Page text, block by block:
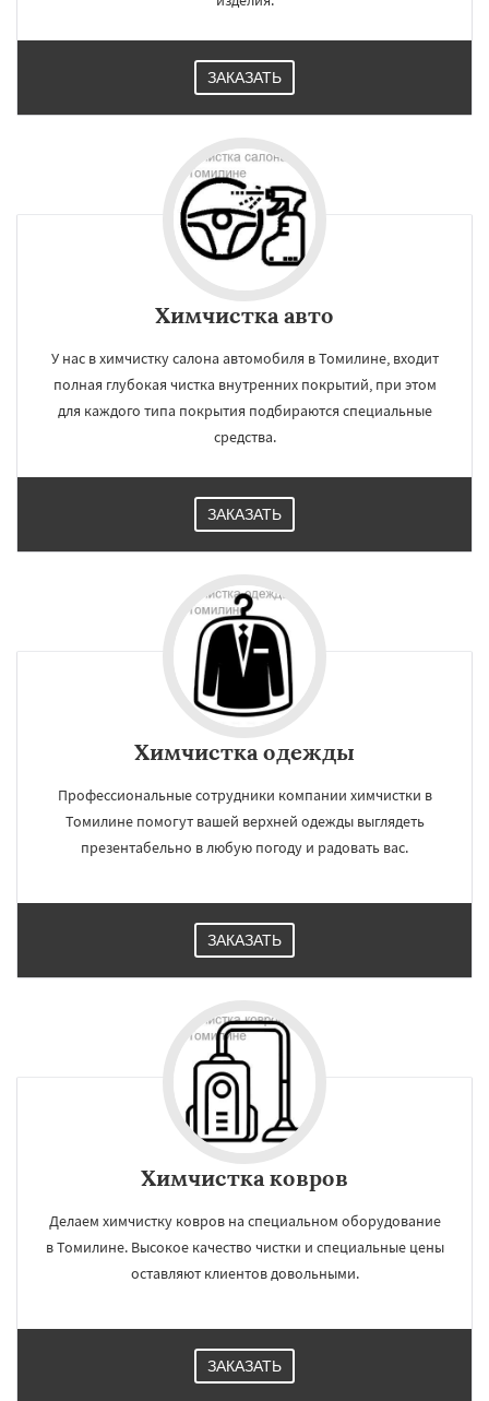
ЗАКАЗАТЬ
Химчистка авто
У нас в химчистку салона автомобиля в Томилине, входит
полная глубокая чистка внутренних покрытий, при этом
для каждого типа покрытия подбираются специальные
средства.
ЗАКАЗАТЬ
Химчистка одежды
Профессиональные сотрудники компании химчистки в
Томилине помогут вашей верхней одежды выглядеть
презентабельно в любую погоду и радовать вас.
ЗАКАЗАТЬ
Химчистка ковров
Делаем химчистку ковров на специальном оборудование
в Томилине. Высокое качество чистки и специальные цены
оставляют клиентов довольными.
ЗАКАЗАТЬ